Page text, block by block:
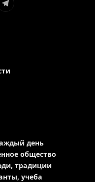
Элемент
день
общество
традиции
учеба